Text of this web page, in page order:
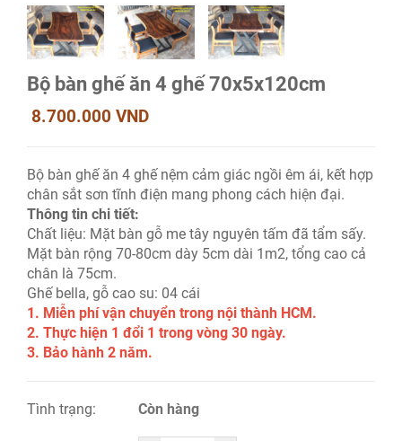
Bộ bàn ghế ăn 4 ghế 70x5x120cm
8.700.000 VND
Bộ bàn ghế ăn 4 ghế nệm cảm giác ngồi êm ái, kết hợp
chân sắt sơn tĩnh điện mang phong cách hiện đại.
Thông tin chi tiết:
Chất liệu: Mặt bàn gỗ me tây nguyên tấm đã tẩm sấy.
Mặt bàn rộng 70-80cm dày 5cm dài 1m2, tổng cao cả
chân là 75cm.
Ghế bella, gỗ cao su: 04 cái
1. Miễn phí vận chuyển trong nội thành HCM.
2. Thực hiện 1 đổi 1 trong vòng 30 ngày.
3. Bảo hành 2 năm.
Tình trạng: Còn hàng